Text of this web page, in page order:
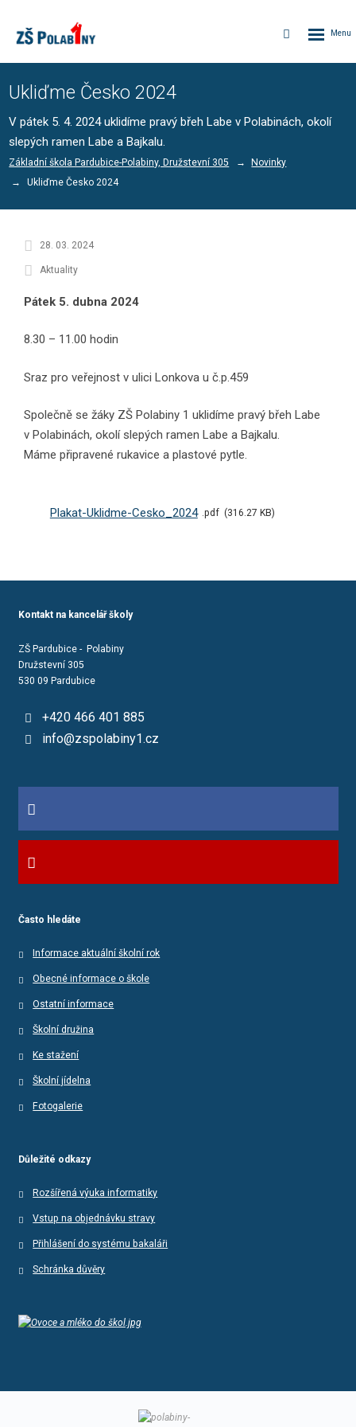
Vyhledávání
Ukliďme Česko 2024
V pátek 5. 4. 2024 uklidíme pravý břeh Labe v Polabinách, okolí
slepých ramen Labe a Bajkalu.
Základní škola Pardubice-Polabiny, Družstevní 305
Novinky
Ukliďme Česko 2024
28. 03. 2024
Aktuality
Pátek 5. dubna 2024
8.30 – 11.00 hodin
Sraz pro veřejnost v ulici Lonkova u č.p.459
Společně se žáky ZŠ Polabiny 1 uklidíme pravý břeh Labe
v Polabinách, okolí slepých ramen Labe a Bajkalu.
Máme připravené rukavice a plastové pytle.
Plakat-Uklidme-Cesko_2024 pdf 316.27 KB
Kontakt na kancelář školy
ZŠ Pardubice - Polabiny
Družstevní 305
530 09 Pardubice
+420 466 401 885
info@zspolabiny1.cz
Často hledáte
Informace aktuální školní rok
Obecné informace o škole
Ostatní informace
Školní družina
Ke stažení
Školní jídelna
Fotogalerie
Důležité odkazy
Rozšířená výuka informatiky
Vstup na objednávku stravy
Přihlášení do systému bakaláři
Schránka důvěry